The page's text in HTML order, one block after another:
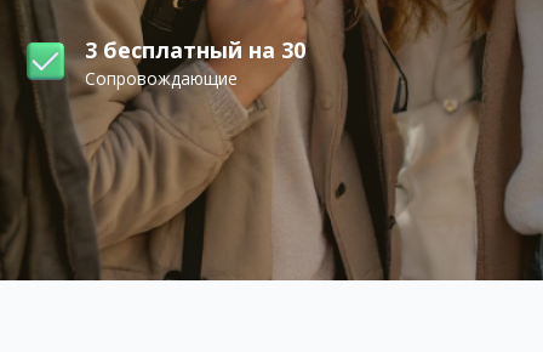
3 бесплатный на 30
Сопровождающие